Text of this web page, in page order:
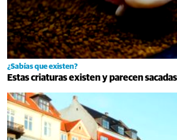
¿Sabías que existen?
Estas criaturas existen y parecen